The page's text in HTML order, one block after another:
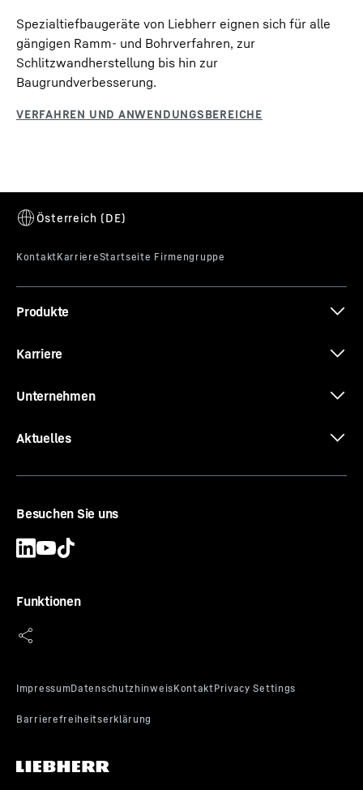
Spezialtiefbaugeräte von Liebherr eignen sich für alle
gängigen Ramm- und Bohrverfahren, zur
Schlitzwandherstellung bis hin zur
Baugrundverbesserung.
Produkte
Karriere
Unternehmen
Aktuelles
Besuchen Sie uns
Funktionen